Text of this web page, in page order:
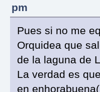
pm
Pues si no me
Orquidea que
de la laguna de
La verdad es
en